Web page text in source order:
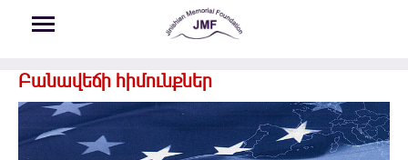
Բանավեճի հիմունքներ